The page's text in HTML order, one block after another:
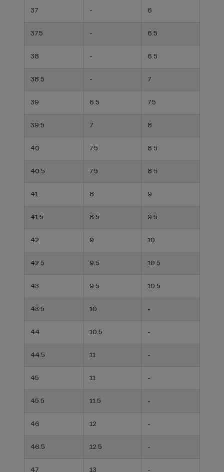
37 - 6
37.5 - 6.5
38 - 6.5
38.5 - 7
39 6.5 7.5
39.5 7 8
40 7.5 8.5
40.5 7.5 8.5
41 8 9
41.5 8.5 9.5
42 9 10
42.5 9.5 10.5
43 9.5 10.5
43.5 10 -
44 10.5 -
44.5 11 -
45 11 -
45.5 11.5 -
46 12 -
46.5 12.5 -
47 13 -